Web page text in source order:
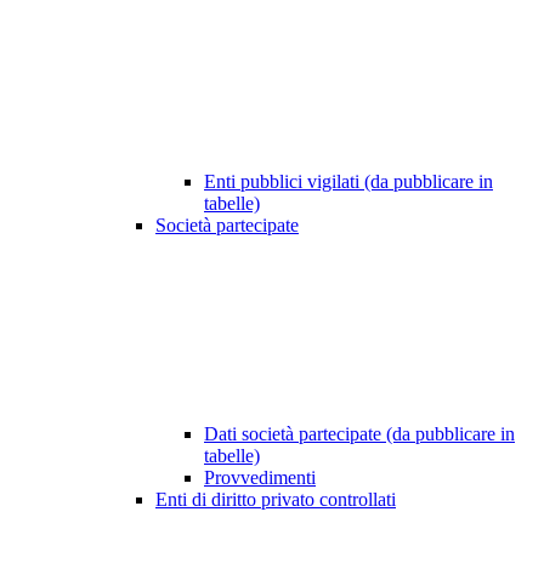
Enti pubblici vigilati (da pubblicare in
tabelle)
Società partecipate
Dati società partecipate (da pubblicare in
tabelle)
Provvedimenti
Enti di diritto privato controllati